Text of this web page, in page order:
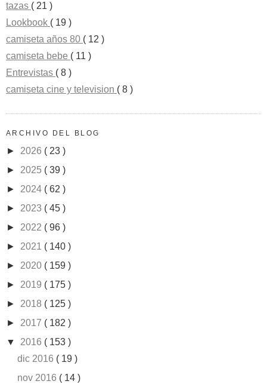
tazas ( 21 )
Lookbook ( 19 )
camiseta años 80 ( 12 )
camiseta bebe ( 11 )
Entrevistas ( 8 )
camiseta cine y television ( 8 )
ARCHIVO DEL BLOG
► 2026 ( 23 )
► 2025 ( 39 )
► 2024 ( 62 )
► 2023 ( 45 )
► 2022 ( 96 )
► 2021 ( 140 )
► 2020 ( 159 )
► 2019 ( 175 )
► 2018 ( 125 )
► 2017 ( 182 )
▼ 2016 ( 153 )
dic 2016 ( 19 )
nov 2016 ( 14 )